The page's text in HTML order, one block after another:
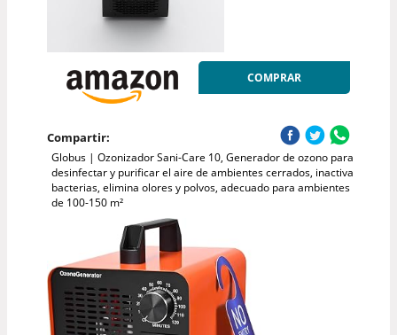
COMPRAR
Compartir:
Globus | Ozonizador Sani-Care 10, Generador de ozono para
desinfectar y purificar el aire de ambientes cerrados, inactiva
bacterias, elimina olores y polvos, adecuado para ambientes
de 100-150 m²